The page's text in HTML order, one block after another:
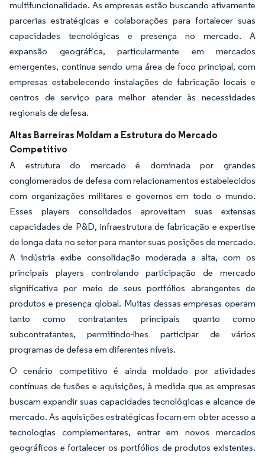
multifuncionalidade. As empresas estão buscando ativamente
parcerias estratégicas e colaborações para fortalecer suas
capacidades tecnológicas e presença no mercado. A
expansão geográfica, particularmente em mercados
emergentes, continua sendo uma área de foco principal, com
empresas estabelecendo instalações de fabricação locais e
centros de serviço para melhor atender às necessidades
regionais de defesa.
Altas Barreiras Moldam a Estrutura do Mercado
Competitivo
A estrutura do mercado é dominada por grandes
conglomerados de defesa com relacionamentos estabelecidos
com organizações militares e governos em todo o mundo.
Esses players consolidados aproveitam suas extensas
capacidades de P&D, infraestrutura de fabricação e expertise
de longa data no setor para manter suas posições de mercado.
A indústria exibe consolidação moderada a alta, com os
principais players controlando participação de mercado
significativa por meio de seus portfólios abrangentes de
produtos e presença global. Muitas dessas empresas operam
tanto como contratantes principais quanto como
subcontratantes, permitindo-lhes participar de vários
programas de defesa em diferentes níveis.
O cenário competitivo é ainda moldado por atividades
contínuas de fusões e aquisições, à medida que as empresas
buscam expandir suas capacidades tecnológicas e alcance de
mercado. As aquisições estratégicas focam em obter acesso a
tecnologias complementares, entrar em novos mercados
geográficos e fortalecer os portfólios de produtos existentes.